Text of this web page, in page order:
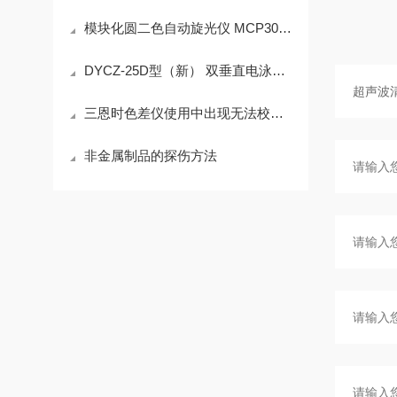
模块化圆二色自动旋光仪 MCP300 技术参数
DYCZ-25D型（新） 双垂直电泳仪技术参数
三恩时色差仪使用中出现无法校正的情况如何解决
非金属制品的探伤方法